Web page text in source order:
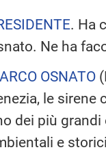
. Ha
Ne ha
OSNATO (
le sirene
dei più
e